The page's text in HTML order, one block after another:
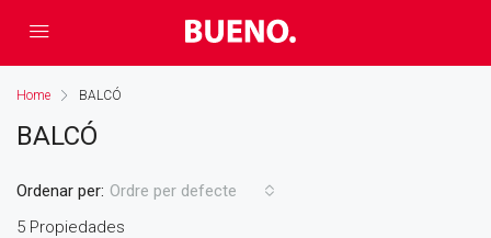
Home BALCÓ
BALCÓ
5 Propiedades
Ordenar per: Ordre per defecte